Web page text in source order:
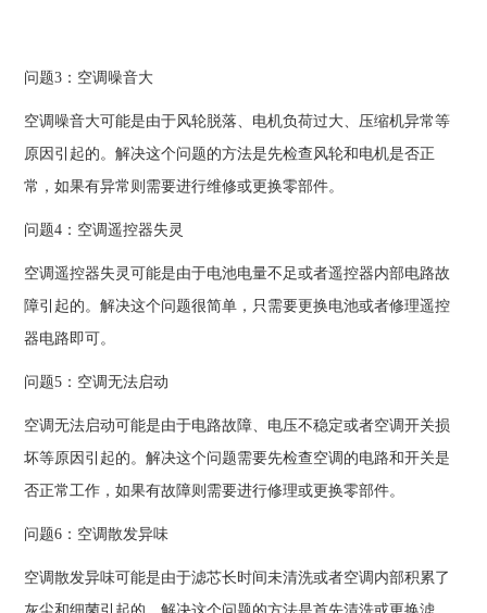
问题3：空调噪音大
空调噪音大可能是由于风轮脱落、电机负荷过大、压缩机异常等
原因引起的。解决这个问题的方法是先检查风轮和电机是否正
常，如果有异常则需要进行维修或更换零部件。
问题4：空调遥控器失灵
空调遥控器失灵可能是由于电池电量不足或者遥控器内部电路故
障引起的。解决这个问题很简单，只需要更换电池或者修理遥控
器电路即可。
问题5：空调无法启动
空调无法启动可能是由于电路故障、电压不稳定或者空调开关损
坏等原因引起的。解决这个问题需要先检查空调的电路和开关是
否正常工作，如果有故障则需要进行修理或更换零部件。
问题6：空调散发异味
空调散发异味可能是由于滤芯长时间未清洗或者空调内部积累了